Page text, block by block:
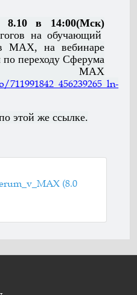
8.10 в 14:00(Мск)
на обучающий
МАХ, на вебинаре
по переходу Сферума
этой же ссылке.
(8.0